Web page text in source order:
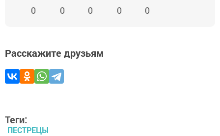
0 0 0 0 0
Расскажите друзьям
Теги:
ПЕСТРЕЦЫ